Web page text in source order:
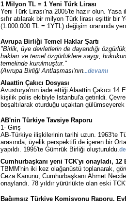
1 Milyon TL = 1 Yeni Türk Lirası
Yeni Türk Lirası'na 2005'te hazır olun. Yasa
sıfır atılarak bir milyon Türk lirası eşittir bir
(1.000.000 TL = 1YTL) değişim oranında
Avrupa Birliği Temel Haklar Şartı
"Birlik, üye devletlerin de dayandığı
hakları ve temel özgürlüklere saygı,
temelinde kurulmuştur."
(Avrupa Birliği Antlaşması'nın...devamı
Alaattin Çakıcı Dosyası
Avusturya'nın iade ettiği Alaattin Çakıcı 14
kişilik polis ekibiyle İstanbul'a getirildi.
boşaltılarak oturduğu uçaktan gülümseyerek
AB'nin Türkiye Tavsiye Raporu
1- Giriş
AB-Türkiye ilişkilerinin tarihi uzun. 1963'te
arasında, üyelik perspektifi de içeren bir
yapıldı. 1995'te Gümrük Birliği oluşturuldu.
Cumhurbaşkanı yeni TCK'yı onayladı, 12
TBMM'nin iki kez olağanüstü toplanarak,
Ceza Kanunu, Cumhurbaşkanı Ahmet
onaylandı. 78 yıldır yürürlükte olan eski
Bağımsız Türkiye Komisyonu Raporu,